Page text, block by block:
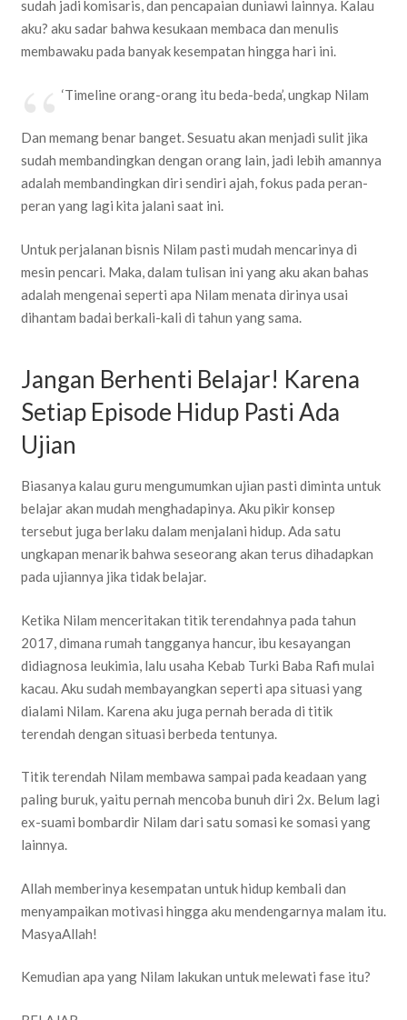
sudah jadi komisaris, dan pencapaian duniawi lainnya. Kalau
aku? aku sadar bahwa kesukaan membaca dan menulis
membawaku pada banyak kesempatan hingga hari ini.
‘Timeline orang-orang itu beda-beda’, ungkap Nilam
Dan memang benar banget. Sesuatu akan menjadi sulit jika
sudah membandingkan dengan orang lain, jadi lebih amannya
adalah membandingkan diri sendiri ajah, fokus pada peran-
peran yang lagi kita jalani saat ini.
Untuk perjalanan bisnis Nilam pasti mudah mencarinya di
mesin pencari. Maka, dalam tulisan ini yang aku akan bahas
adalah mengenai seperti apa Nilam menata dirinya usai
dihantam badai berkali-kali di tahun yang sama.
Jangan Berhenti Belajar! Karena
Setiap Episode Hidup Pasti Ada
Ujian
Biasanya kalau guru mengumumkan ujian pasti diminta untuk
belajar akan mudah menghadapinya. Aku pikir konsep
tersebut juga berlaku dalam menjalani hidup. Ada satu
ungkapan menarik bahwa seseorang akan terus dihadapkan
pada ujiannya jika tidak belajar.
Ketika Nilam menceritakan titik terendahnya pada tahun
2017, dimana rumah tangganya hancur, ibu kesayangan
didiagnosa leukimia, lalu usaha Kebab Turki Baba Rafi mulai
kacau. Aku sudah membayangkan seperti apa situasi yang
dialami Nilam. Karena aku juga pernah berada di titik
terendah dengan situasi berbeda tentunya.
Titik terendah Nilam membawa sampai pada keadaan yang
paling buruk, yaitu pernah mencoba bunuh diri 2x. Belum lagi
ex-suami bombardir Nilam dari satu somasi ke somasi yang
lainnya.
Allah memberinya kesempatan untuk hidup kembali dan
menyampaikan motivasi hingga aku mendengarnya malam itu.
MasyaAllah!
Kemudian apa yang Nilam lakukan untuk melewati fase itu?